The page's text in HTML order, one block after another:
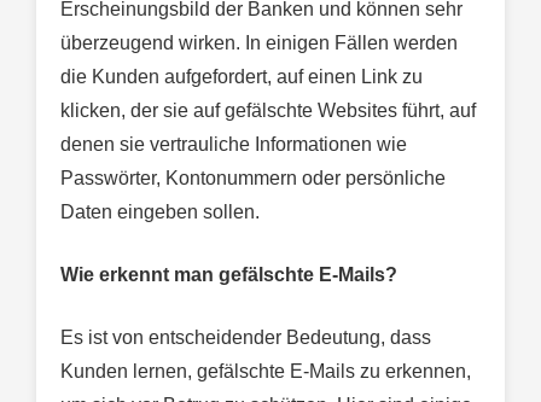
Erscheinungsbild der Banken und können sehr
überzeugend wirken. In einigen Fällen werden
die Kunden aufgefordert, auf einen Link zu
klicken, der sie auf gefälschte Websites führt, auf
denen sie vertrauliche Informationen wie
Passwörter, Kontonummern oder persönliche
Daten eingeben sollen.
Wie erkennt man gefälschte E-Mails?
Es ist von entscheidender Bedeutung, dass
Kunden lernen, gefälschte E-Mails zu erkennen,